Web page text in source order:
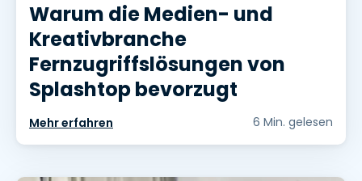
Warum die Medien- und
Kreativbranche
Fernzugriffslösungen von
Splashtop bevorzugt
Mehr erfahren 6 Min. gelesen